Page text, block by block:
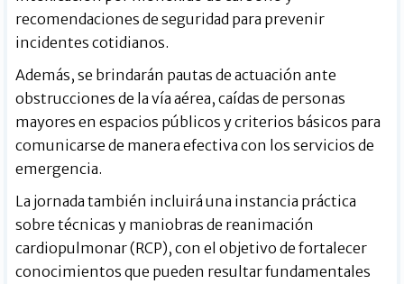
recomendaciones de seguridad para prevenir
incidentes cotidianos.
Además, se brindarán pautas de actuación ante
obstrucciones de la vía aérea, caídas de personas
mayores en espacios públicos y criterios básicos para
comunicarse de manera efectiva con los servicios de
emergencia.
La jornada también incluirá una instancia práctica
sobre técnicas y maniobras de reanimación
cardiopulmonar (RCP), con el objetivo de fortalecer
conocimientos que pueden resultar fundamentales